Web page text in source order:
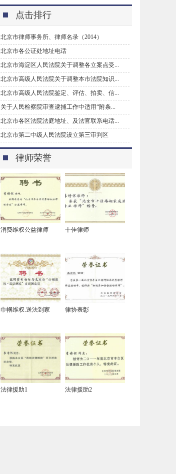
点击排行
北京市律师事务所、律师名录（2014）
北京市各公证处地址电话
北京市海淀区人民法院关于调整各立案点受...
北京市高级人民法院关于调整本市法院知识...
北京市高级人民法院鉴定、评估、拍卖、信...
关于人民检察院审查逮捕工作中适用“附条...
北京市各区法院法庭地址、及法官联系电话...
北京市第二中级人民法院设立第三审判区
律师荣誉
消费维权公益律师 十佳律师
巾帼维权.送法到家 律协表彰
法律援助1 法律援助2